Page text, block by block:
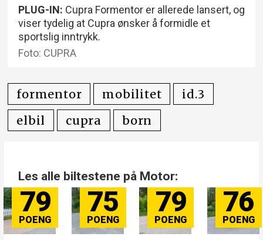
PLUG-IN: Cupra Formentor er allerede lansert, og
viser tydelig at Cupra ønsker å formidle et
sportslig inntrykk.
Foto: CUPRA
formentor mobilitet
id.3
elbil
cupra born
Les alle biltestene på Motor:
79 75 79 76